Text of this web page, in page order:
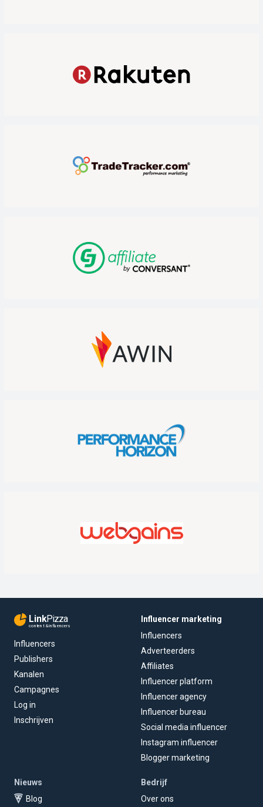
LinkPizza
content & influencers
Influencers
Publishers
Kanalen
Campagnes
Log in
Inschrijven
Influencer marketing
Influencers
Adverteerders
Affiliates
Influencer platform
Influencer agency
Influencer bureau
Social media influencer
Instagram influencer
Blogger marketing
Nieuws
Blog
Bedrijf
Over ons